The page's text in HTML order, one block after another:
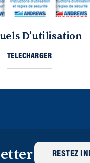
D’utilisation
TELECHARGER
RESTEZ